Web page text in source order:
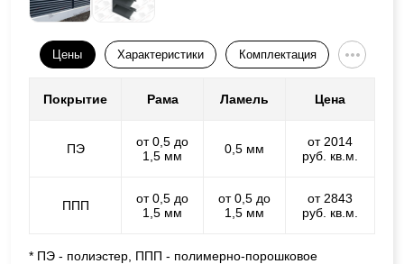
Цены Характеристики Комплектация
Покрытие Рама Ламель Цена
ПЭ
от 0,5 до
1,5 мм
0,5 мм
от 2014
руб. кв.м.
ППП
от 0,5 до
1,5 мм
от 0,5 до
1,5 мм
от 2843
руб. кв.м.
* ПЭ - полиэстер, ППП - полимерно-порошковое